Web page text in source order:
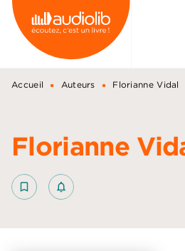
MENU RECHERCHE
PIED DE PAGE
Accueil • Auteurs • Florianne Vidal
Florianne
bookmark_border notifications_none_outlined